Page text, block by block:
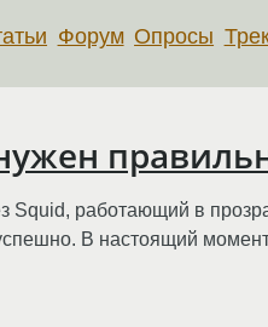
Форум Опросы
Squid, работающий в
В настоящий